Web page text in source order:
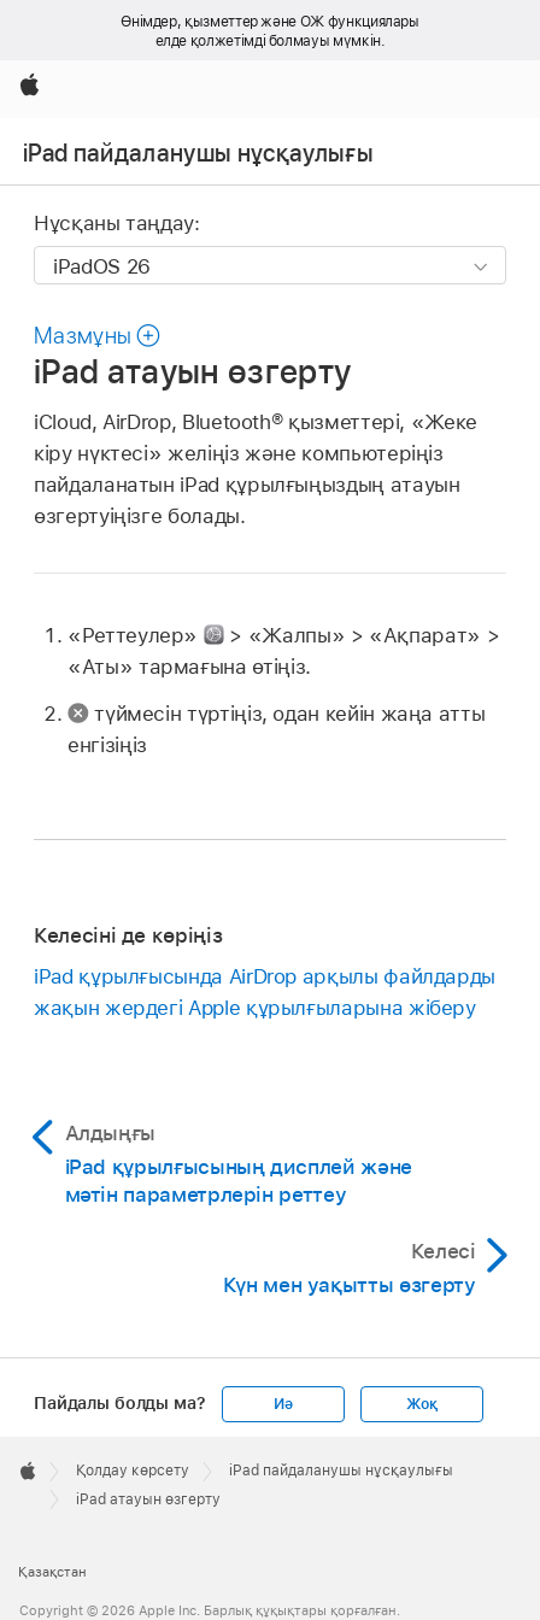
Өнімдер, қызметтер және ОЖ функциялары
елде қолжетімді болмауы мүмкін.
Apple
iPad пайдаланушы нұсқаулығы
Нұсқаны таңдау:
Мазмұны
iPad атауын өзгерту
iCloud, AirDrop, Bluetooth® қызметтері, «Жеке
кіру нүктесі» желіңіз және компьютеріңіз
пайдаланатын iPad құрылғыңыздың атауын
өзгертуіңізге болады.
«Реттеулер»
> «Жалпы» > «Ақпарат» >
«Аты» тармағына өтіңіз.
түймесін түртіңіз, одан кейін жаңа атты
енгізіңіз
Келесіні де көріңіз
iPad құрылғысында AirDrop арқылы файлдарды
жақын жердегі Apple құрылғыларына жіберу
Алдыңғы
iPad құрылғысының дисплей және
мәтін параметрлерін реттеу
Келесі
Күн мен уақытты өзгерту
Пайдалы болды ма? Иә Жоқ
Footer

Apple
Қолдау көрсету
iPad пайдаланушы нұсқаулығы
iPad атауын өзгерту
Қазақстан
Copyright © 2026 Apple Inc. Барлық құқықтары қорғалған.